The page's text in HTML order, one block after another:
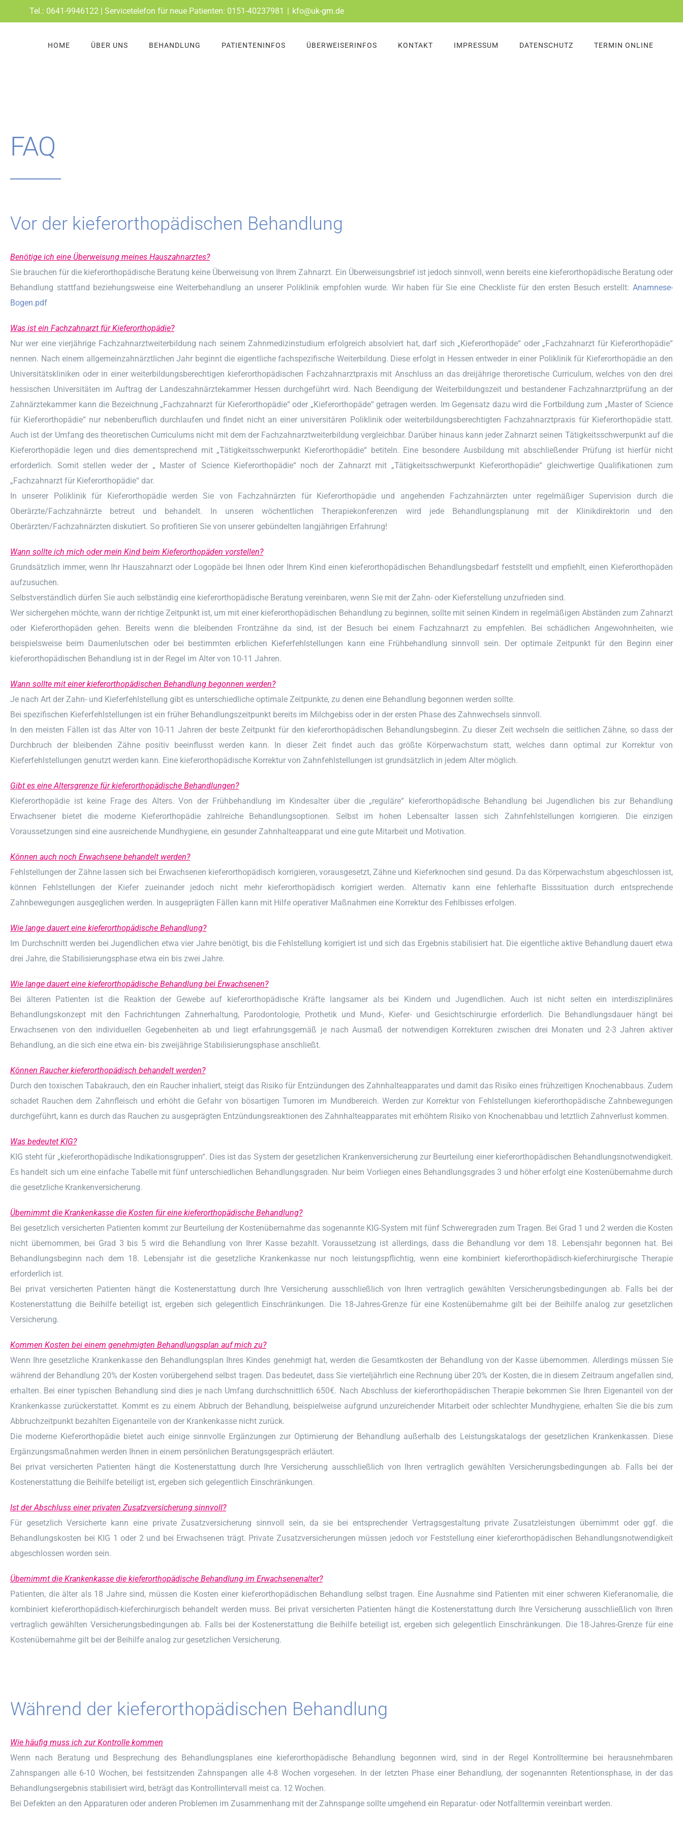
Inhalt
Tel.: 0641-9946122 | Servicetelefon für neue Patienten: 0151-40237981 | kfo@uk-gm.de
HOME ÜBER UNS BEHANDLUNG PATIENTENINFOS ÜBERWEISERINFOS KONTAKT IMPRESSUM DATENSCHUTZ TERMIN ONLINE
FAQ
Vor der kieferorthopädischen Behandlung
Benötige ich eine Überweisung meines Hauszahnarztes?
Sie brauchen für die kieferorthopädische Beratung keine Überweisung von Ihrem Zahnarzt. Ein Überweisungsbrief ist jedoch sinnvoll, wenn bereits eine kieferorthopädische Beratung oder
Behandlung stattfand beziehungsweise eine Weiterbehandlung an unserer Poliklinik empfohlen wurde. Wir haben für Sie eine Checkliste für den ersten Besuch erstellt: Anamnese-
Bogen.pdf
Was ist ein Fachzahnarzt für Kieferorthopädie?
Nur wer eine vierjährige Fachzahnarztweiterbildung nach seinem Zahnmedizinstudium erfolgreich absolviert hat, darf sich „Kieferorthopäde“ oder „Fachzahnarzt für Kieferorthopädie“
nennen. Nach einem allgemeinzahnärztlichen Jahr beginnt die eigentliche fachspezifische Weiterbildung. Diese erfolgt in Hessen entweder in einer Poliklinik für Kieferorthopädie an den
Universitätskliniken oder in einer weiterbildungsberechtigen kieferorthopädischen Fachzahnarztpraxis mit Anschluss an das dreijährige theroretische Curriculum, welches von den drei
hessischen Universitäten im Auftrag der Landeszahnärztekammer Hessen durchgeführt wird. Nach Beendigung der Weiterbildungszeit und bestandener Fachzahnarztprüfung an der
Zahnärztekammer kann die Bezeichnung „Fachzahnarzt für Kieferorthopädie“ oder „Kieferorthopäde“ getragen werden. Im Gegensatz dazu wird die Fortbildung zum „Master of Science
für Kieferorthopädie“ nur nebenberuflich durchlaufen und findet nicht an einer universitären Poliklinik oder weiterbildungsberechtigten Fachzahnarztpraxis für Kieferorthopädie statt.
Auch ist der Umfang des theoretischen Curriculums nicht mit dem der Fachzahnarztweiterbildung vergleichbar. Darüber hinaus kann jeder Zahnarzt seinen Tätigkeitsschwerpunkt auf die
Kieferorthopädie legen und dies dementsprechend mit „Tätigkeitsschwerpunkt Kieferorthopädie“ betiteln. Eine besondere Ausbildung mit abschließender Prüfung ist hierfür nicht
erforderlich. Somit stellen weder der „ Master of Science Kieferorthopädie“ noch der Zahnarzt mit „Tätigkeitsschwerpunkt Kieferorthopädie“ gleichwertige Qualifikationen zum
„Fachzahnarzt für Kieferorthopädie“ dar.
In unserer Poliklinik für Kieferorthopädie werden Sie von Fachzahnärzten für Kieferorthopädie und angehenden Fachzahnärzten unter regelmäßiger Supervision durch die
Oberärzte/Fachzahnärzte betreut und behandelt. In unseren wöchentlichen Therapiekonferenzen wird jede Behandlungsplanung mit der Klinikdirektorin und den
Oberärzten/Fachzahnärzten diskutiert. So profitieren Sie von unserer gebündelten langjährigen Erfahrung!
Wann sollte ich mich oder mein Kind beim Kieferorthopäden vorstellen?
Grundsätzlich immer, wenn Ihr Hauszahnarzt oder Logopäde bei Ihnen oder Ihrem Kind einen kieferorthopädischen Behandlungsbedarf feststellt und empfiehlt, einen Kieferorthopäden
aufzusuchen.
Selbstverständlich dürfen Sie auch selbständig eine kieferorthopädische Beratung vereinbaren, wenn Sie mit der Zahn- oder Kieferstellung unzufrieden sind.
Wer sichergehen möchte, wann der richtige Zeitpunkt ist, um mit einer kieferorthopädischen Behandlung zu beginnen, sollte mit seinen Kindern in regelmäßigen Abständen zum Zahnarzt
oder Kieferorthopäden gehen. Bereits wenn die bleibenden Frontzähne da sind, ist der Besuch bei einem Fachzahnarzt zu empfehlen. Bei schädlichen Angewohnheiten, wie
beispielsweise beim Daumenlutschen oder bei bestimmten erblichen Kieferfehlstellungen kann eine Frühbehandlung sinnvoll sein. Der optimale Zeitpunkt für den Beginn einer
kieferorthopädischen Behandlung ist in der Regel im Alter von 10-11 Jahren.
Wann sollte mit einer kieferorthopädischen Behandlung begonnen werden?
Je nach Art der Zahn- und Kieferfehlstellung gibt es unterschiedliche optimale Zeitpunkte, zu denen eine Behandlung begonnen werden sollte.
Bei spezifischen Kieferfehlstellungen ist ein früher Behandlungszeitpunkt bereits im Milchgebiss oder in der ersten Phase des Zahnwechsels sinnvoll.
In den meisten Fällen ist das Alter von 10-11 Jahren der beste Zeitpunkt für den kieferorthopädischen Behandlungsbeginn. Zu dieser Zeit wechseln die seitlichen Zähne, so dass der
Durchbruch der bleibenden Zähne positiv beeinflusst werden kann. In dieser Zeit findet auch das größte Körperwachstum statt, welches dann optimal zur Korrektur von
Kieferfehlstellungen genutzt werden kann. Eine kieferorthopädische Korrektur von Zahnfehlstellungen ist grundsätzlich in jedem Alter möglich.
Gibt es eine Altersgrenze für kieferorthopädische Behandlungen?
Kieferorthopädie ist keine Frage des Alters. Von der Frühbehandlung im Kindesalter über die „reguläre“ kieferorthopädische Behandlung bei Jugendlichen bis zur Behandlung
Erwachsener bietet die moderne Kieferorthopädie zahlreiche Behandlungsoptionen. Selbst im hohen Lebensalter lassen sich Zahnfehlstellungen korrigieren. Die einzigen
Voraussetzungen sind eine ausreichende Mundhygiene, ein gesunder Zahnhalteapparat und eine gute Mitarbeit und Motivation.
Können auch noch Erwachsene behandelt werden?
Fehlstellungen der Zähne lassen sich bei Erwachsenen kieferorthopädisch korrigieren, vorausgesetzt, Zähne und Kieferknochen sind gesund. Da das Körperwachstum abgeschlossen ist,
können Fehlstellungen der Kiefer zueinander jedoch nicht mehr kieferorthopädisch korrigiert werden. Alternativ kann eine fehlerhafte Bisssituation durch entsprechende
Zahnbewegungen ausgeglichen werden. In ausgeprägten Fällen kann mit Hilfe operativer Maßnahmen eine Korrektur des Fehlbisses erfolgen.
Wie lange dauert eine kieferorthopädische Behandlung?
Im Durchschnitt werden bei Jugendlichen etwa vier Jahre benötigt, bis die Fehlstellung korrigiert ist und sich das Ergebnis stabilisiert hat. Die eigentliche aktive Behandlung dauert etwa
drei Jahre, die Stabilisierungsphase etwa ein bis zwei Jahre.
Wie lange dauert eine kieferorthopädische Behandlung bei Erwachsenen?
Bei älteren Patienten ist die Reaktion der Gewebe auf kieferorthopädische Kräfte langsamer als bei Kindern und Jugendlichen. Auch ist nicht selten ein interdisziplinäres
Behandlungskonzept mit den Fachrichtungen Zahnerhaltung, Parodontologie, Prothetik und Mund-, Kiefer- und Gesichtschirurgie erforderlich. Die Behandlungsdauer hängt bei
Erwachsenen von den individuellen Gegebenheiten ab und liegt erfahrungsgemäß je nach Ausmaß der notwendigen Korrekturen zwischen drei Monaten und 2-3 Jahren aktiver
Behandlung, an die sich eine etwa ein- bis zweijährige Stabilisierungsphase anschließt.
Können Raucher kieferorthopädisch behandelt werden?
Durch den toxischen Tabakrauch, den ein Raucher inhaliert, steigt das Risiko für Entzündungen des Zahnhalteapparates und damit das Risiko eines frühzeitigen Knochenabbaus. Zudem
schadet Rauchen dem Zahnfleisch und erhöht die Gefahr von bösartigen Tumoren im Mundbereich. Werden zur Korrektur von Fehlstellungen kieferorthopädische Zahnbewegungen
durchgeführt, kann es durch das Rauchen zu ausgeprägten Entzündungsreaktionen des Zahnhalteapparates mit erhöhtem Risiko von Knochenabbau und letztlich Zahnverlust kommen.
Was bedeutet KIG?
KIG steht für „kieferorthopädische Indikationsgruppen“. Dies ist das System der gesetzlichen Krankenversicherung zur Beurteilung einer kieferorthopädischen Behandlungsnotwendigkeit.
Es handelt sich um eine einfache Tabelle mit fünf unterschiedlichen Behandlungsgraden. Nur beim Vorliegen eines Behandlungsgrades 3 und höher erfolgt eine Kostenübernahme durch
die gesetzliche Krankenversicherung.
Übernimmt die Krankenkasse die Kosten für eine kieferorthopädische Behandlung?
Bei gesetzlich versicherten Patienten kommt zur Beurteilung der Kostenübernahme das sogenannte KIG-System mit fünf Schweregraden zum Tragen. Bei Grad 1 und 2 werden die Kosten
nicht übernommen, bei Grad 3 bis 5 wird die Behandlung von Ihrer Kasse bezahlt. Voraussetzung ist allerdings, dass die Behandlung vor dem 18. Lebensjahr begonnen hat. Bei
Behandlungsbeginn nach dem 18. Lebensjahr ist die gesetzliche Krankenkasse nur noch leistungspflichtig, wenn eine kombiniert kieferorthopädisch-kieferchirurgische Therapie
erforderlich ist.
Bei privat versicherten Patienten hängt die Kostenerstattung durch Ihre Versicherung ausschließlich von Ihren vertraglich gewählten Versicherungsbedingungen ab. Falls bei der
Kostenerstattung die Beihilfe beteiligt ist, ergeben sich gelegentlich Einschränkungen. Die 18-Jahres-Grenze für eine Kostenübernahme gilt bei der Beihilfe analog zur gesetzlichen
Versicherung.
Kommen Kosten bei einem genehmigten Behandlungsplan auf mich zu?
Wenn Ihre gesetzliche Krankenkasse den Behandlungsplan Ihres Kindes genehmigt hat, werden die Gesamtkosten der Behandlung von der Kasse übernommen. Allerdings müssen Sie
während der Behandlung 20% der Kosten vorübergehend selbst tragen. Das bedeutet, dass Sie vierteljährlich eine Rechnung über 20% der Kosten, die in diesem Zeitraum angefallen sind,
erhalten. Bei einer typischen Behandlung sind dies je nach Umfang durchschnittlich 650€. Nach Abschluss der kieferorthopädischen Therapie bekommen Sie Ihren Eigenanteil von der
Krankenkasse zurückerstattet. Kommt es zu einem Abbruch der Behandlung, beispielweise aufgrund unzureichender Mitarbeit oder schlechter Mundhygiene, erhalten Sie die bis zum
Abbruchzeitpunkt bezahlten Eigenanteile von der Krankenkasse nicht zurück.
Die moderne Kieferorthopädie bietet auch einige sinnvolle Ergänzungen zur Optimierung der Behandlung außerhalb des Leistungskatalogs der gesetzlichen Krankenkassen. Diese
Ergänzungsmaßnahmen werden Ihnen in einem persönlichen Beratungsgespräch erläutert.
Bei privat versicherten Patienten hängt die Kostenerstattung durch Ihre Versicherung ausschließlich von Ihren vertraglich gewählten Versicherungsbedingungen ab. Falls bei der
Kostenerstattung die Beihilfe beteiligt ist, ergeben sich gelegentlich Einschränkungen.
Ist der Abschluss einer privaten Zusatzversicherung sinnvoll?
Für gesetzlich Versicherte kann eine private Zusatzversicherung sinnvoll sein, da sie bei entsprechender Vertragsgestaltung private Zusatzleistungen übernimmt oder ggf. die
Behandlungskosten bei KIG 1 oder 2 und bei Erwachsenen trägt. Private Zusatzversicherungen müssen jedoch vor Feststellung einer kieferorthopädischen Behandlungsnotwendigkeit
abgeschlossen worden sein.
Übernimmt die Krankenkasse die kieferorthopädische Behandlung im Erwachsenenalter?
Patienten, die älter als 18 Jahre sind, müssen die Kosten einer kieferorthopädischen Behandlung selbst tragen. Eine Ausnahme sind Patienten mit einer schweren Kieferanomalie, die
kombiniert kieferorthopädisch-kieferchirurgisch behandelt werden muss. Bei privat versicherten Patienten hängt die Kostenerstattung durch Ihre Versicherung ausschließlich von Ihren
vertraglich gewählten Versicherungsbedingungen ab. Falls bei der Kostenerstattung die Beihilfe beteiligt ist, ergeben sich gelegentlich Einschränkungen. Die 18-Jahres-Grenze für eine
Kostenübernahme gilt bei der Beihilfe analog zur gesetzlichen Versicherung.
Während der kieferorthopädischen Behandlung
Wie häufig muss ich zur Kontrolle kommen
Wenn nach Beratung und Besprechung des Behandlungsplanes eine kieferorthopädische Behandlung begonnen wird, sind in der Regel Kontrolltermine bei herausnehmbaren
Zahnspangen alle 6-10 Wochen, bei festsitzenden Zahnspangen alle 4-8 Wochen vorgesehen. In der letzten Phase einer Behandlung, der sogenannten Retentionsphase, in der das
Behandlungsergebnis stabilisiert wird, beträgt das Kontrollintervall meist ca. 12 Wochen.
Bei Defekten an den Apparaturen oder anderen Problemen im Zusammenhang mit der Zahnspange sollte umgehend ein Reparatur- oder Notfalltermin vereinbart werden.